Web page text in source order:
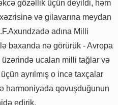
gözəllik üçün deyildi, həm
və gilavarına meydan
adına Milli
baxanda nə görürük - Avropa
üzərində ucalan milli tağlar və
ayrılmış o incə taxçalar
harmoniyada qovuşduğunun
edirik.